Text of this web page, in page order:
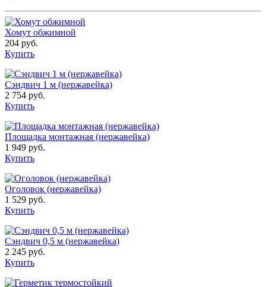
Хомут обжимной
204 руб.
Купить
Сэндвич 1 м (нержавейка)
2 754 руб.
Купить
Площадка монтажная (нержавейка)
1 949 руб.
Купить
Оголовок (нержавейка)
1 529 руб.
Купить
Сэндвич 0,5 м (нержавейка)
2 245 руб.
Купить